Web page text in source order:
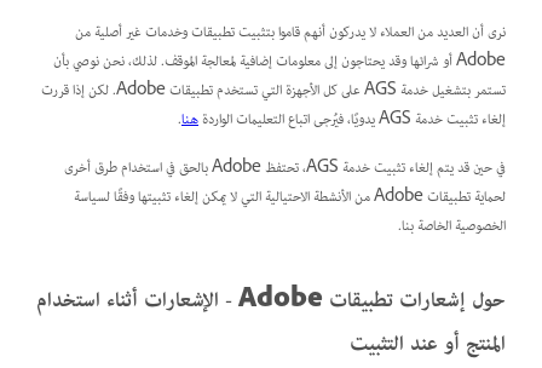
نرى أن العديد من العملاء لا يدركون أنهم قاموا بتثبيت تطبيقات وخدمات غير أصلية من
Adobe أو شرائها وقد يحتاجون إلى معلومات إضافية لمعالجة الموقف. لذلك، نحن نوصي بأن
تستمر بتشغيل خدمة AGS على كل الأجهزة التي تستخدم تطبيقات Adobe. لكن إذا قررت
إلغاء تثبيت خدمة AGS يدويًا، فيُرجى اتباع التعليمات الواردة
هنا.
في
حين قد يتم إلغاء تثبيت خدمة AGS، تحتفظ Adobe بالحق في استخدام طرق أخرى
لحماية تطبيقات Adobe من الأنشطة الاحتيالية التي لا يمكن إلغاء تثبيتها وفقًا لسياسة
الخصوصية الخاصة بنا.
حول إشعارات تطبيقات Adobe - الإشعارات أثناء استخدام
المنتج أو عند التثبيت